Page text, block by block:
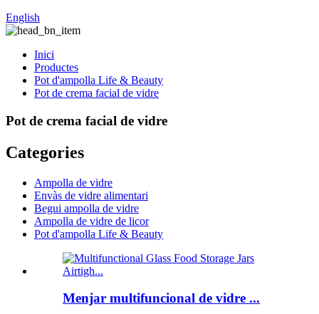
English
Inici
Productes
Pot d'ampolla Life & Beauty
Pot de crema facial de vidre
Pot de crema facial de vidre
Categories
Ampolla de vidre
Envàs de vidre alimentari
Begui ampolla de vidre
Ampolla de vidre de licor
Pot d'ampolla Life & Beauty
Menjar multifuncional de vidre ...